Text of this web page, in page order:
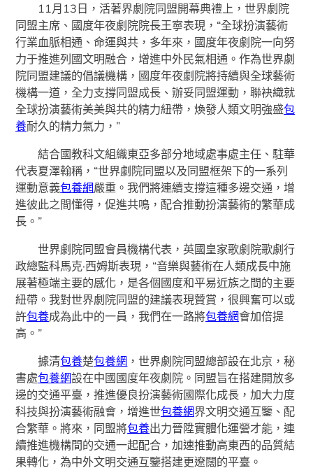
11月13日，活著界劇院同盟開幕典禮上，世界劇院
同盟主席、國度年夜劇院院長王寧表現，“全球扮演藝術
行業血脈相通、命運與共，多年來，國度年夜劇院一向努
力于推進列國文明融合，增進中外民氣相通。作為世界劇
院同盟建議的倡議機構，國度年夜劇院將持續與全球藝術
機構一道，全力支撐同盟成長、辦妥同盟運動，聯袂織就
全球扮演藝術美美與共的精力紐帶，煥發人類文明強盛包
養耐久的精力氣力，”
結合國教科文組織東亞多部分地域處事處主任、駐華
代表夏澤翰稱，“世界劇院同盟以及同盟框架下的一系列
運動意義包養網嚴重。我們將連續支撐這種多邊交通，增
進彼此之間懂得，促進共鳴，配合推動扮演藝術的繁華成
長。”
世界劇院同盟會員機構代表，英國皇家歌劇院歌劇行
政總監科馬克·西姆斯表現，“音樂與藝術在人類成長中施
展著極端主要的感化，是各個國度和平易近族之間的主要
紐帶。我對世界劇院同盟的建議表現贊賞，很興奮可以或
許包養成為此中的一員，我們在一路將包養網會加倍提
高。”
據清包養楚包養網 ，世界劇院同盟總部設在北京，秘
書處包養網設在中國國度年夜劇院。同盟旨在搭建開放多
邊的交通平臺，推進優良扮演藝術國際化成長，加大力度
科技與扮演藝術融會，增進世包養網界文明交通互鑒、配
合繁華。將來，同盟將包養出力晉陞實體化運營才能，連
續推進機構間的交通一起配合，加速推動高東西的品質結
果轉化，為中外文明交通互鑒搭建更遼闊的平臺。